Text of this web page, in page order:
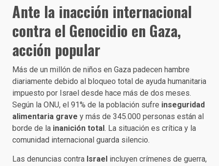
Ante la inacción internacional
contra el Genocidio en Gaza,
acción popular
Más de un millón de niños en Gaza padecen hambre
diariamente debido al bloqueo total de ayuda humanitaria
impuesto por Israel desde hace más de dos meses.
Según la ONU, el 91% de la población sufre inseguridad
alimentaria grave y más de 345.000 personas están al
borde de la inanición total. La situación es crítica y la
comunidad internacional guarda silencio.
Las denuncias contra Israel incluyen crímenes de guerra,